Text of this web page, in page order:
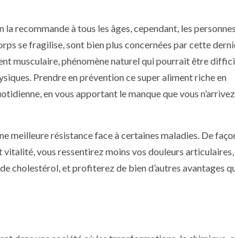
recommande à tous les âges, cependant, les personnes
se fragilise, sont bien plus concernées par cette
musculaire, phénomène naturel qui pourrait être
Prendre en prévention ce super aliment riche en
en vous apportant le manque que vous
meilleure résistance face à certaines maladies. De
vous ressentirez moins vos douleurs articulaires,
cholestérol, et profiterez de bien d’autres avantages